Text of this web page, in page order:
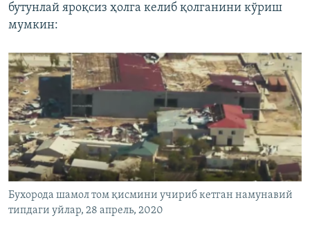
бутунлай яроқсиз ҳолга келиб қолганини кўриш
мумкин:
Бухорода шамол том қисмини учириб кетган намунавий
типдаги уйлар, 28 апрель, 2020